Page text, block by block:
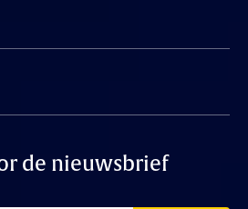
de nieuwsbrief